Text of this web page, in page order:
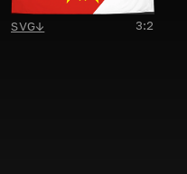
SVG↓ 3:2